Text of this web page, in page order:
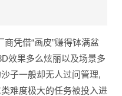
商凭借“画皮”赚得钵满盆
效果多么炫丽以及场景多
子一般却无人过问管理,
难度极大的任务被投入进